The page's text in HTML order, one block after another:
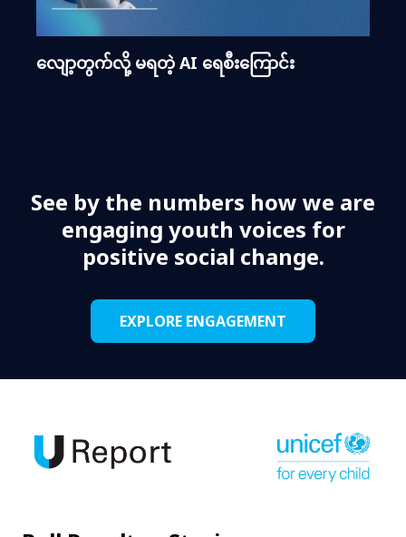
လျော့တွက်လို့ မရတဲ့ AI ရေစီးကြောင်း
See by the numbers how we are
engaging youth voices for
positive social change.
EXPLORE ENGAGEMENT